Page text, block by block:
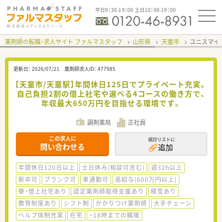
平日9：30-19：00 土日10：00-19：00
薬剤師の転職・求人サイト ファルマスタッフ 山形県 天童市 ユニスマ
更新日： 2026/07/21 薬剤師求人ID： 477985
【天童市/天童駅】年間休日125日でプライベート充実。
自己負担2割の借上社宅や選べる4コースの働き方で、
年収最大650万円を目指せる環境です。
調剤薬局 正社員
この求人に
問い合わせる
検討リストに
追加
年間休日120日以上 土日休み(相談可含む)
週32h以上
新卒可
ブランク可 車通勤可
高給与(600万円以上)
寮・借上社宅あり
認定薬剤師取得支援あり
積雪あり
教育制度あり
シフト制 かかりつけ薬剤師
大手チェーン
ヘルプ体制充実
在宅 ~18時までの職場